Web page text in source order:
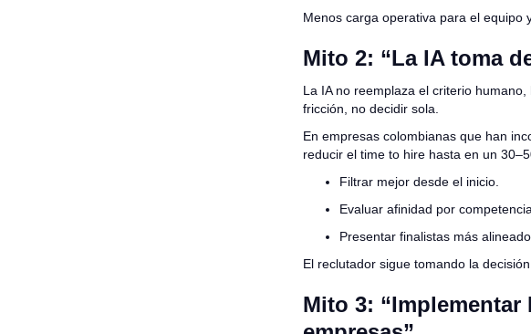
Menos carga operativa para el equipo
Mito 2: “La IA toma
La IA no reemplaza el criterio
fricción, no decidir sola.
En empresas colombianas que han
reducir el time to hire hasta en un
Filtrar mejor desde el inicio.
Evaluar afinidad por
Presentar finalistas más
El reclutador sigue tomando la
Mito 3: